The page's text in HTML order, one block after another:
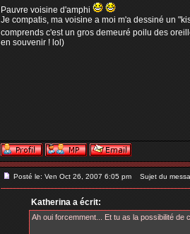
Pauvre voisine d'amphi
Je compatis, ma voisine a moi m'a dessiné un
comprends c'est un gros demeuré poilu des
en souvenir ! lol)
Posté le: Ven Oct 26, 2007 6:05 pm Sujet du
Katherina a écrit:
Ah oui forcemment... Et tu as la possibilité de